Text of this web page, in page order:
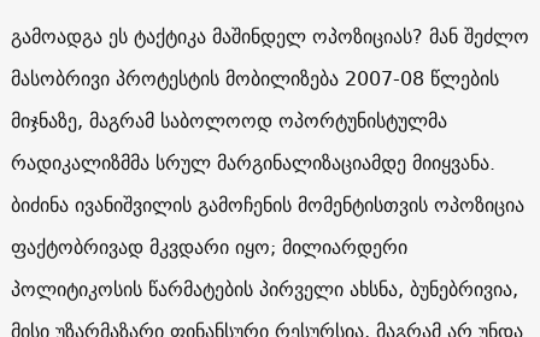
გამოადგა ეს ტაქტიკა მაშინდელ ოპოზიციას? მან შეძლო
მასობრივი პროტესტის მობილიზება 2007-08 წლების
მიჯნაზე, მაგრამ საბოლოოდ ოპორტუნისტულმა
რადიკალიზმმა სრულ მარგინალიზაციამდე მიიყვანა.
ბიძინა ივანიშვილის გამოჩენის მომენტისთვის ოპოზიცია
ფაქტობრივად მკვდარი იყო; მილიარდერი
პოლიტიკოსის წარმატების პირველი ახსნა, ბუნებრივია,